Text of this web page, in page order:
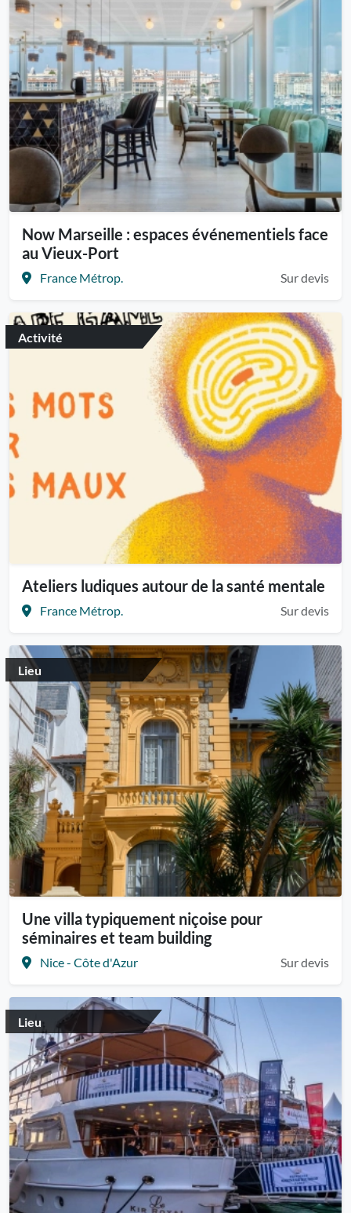
Now Marseille : espaces événementiels face
au Vieux-Port
France Métrop. Sur devis
Activité
Ateliers ludiques autour de la santé mentale
France Métrop. Sur devis
Lieu
Une villa typiquement niçoise pour
séminaires et team building
Nice - Côte d'Azur Sur devis
Lieu